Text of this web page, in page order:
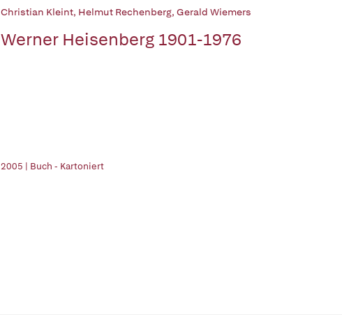
Christian Kleint, Helmut Rechenberg, Gerald Wiemers
Werner Heisenberg 1901-1976
2005 | Buch - Kartoniert